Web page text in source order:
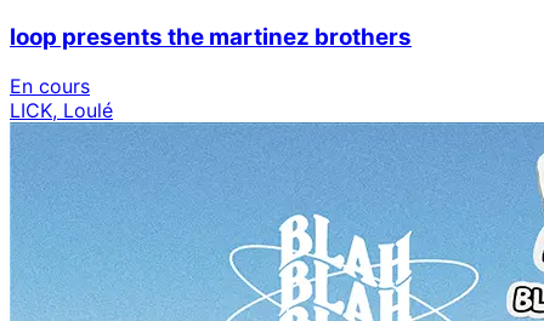
loop presents the martinez brothers
En cours
LICK, Loulé